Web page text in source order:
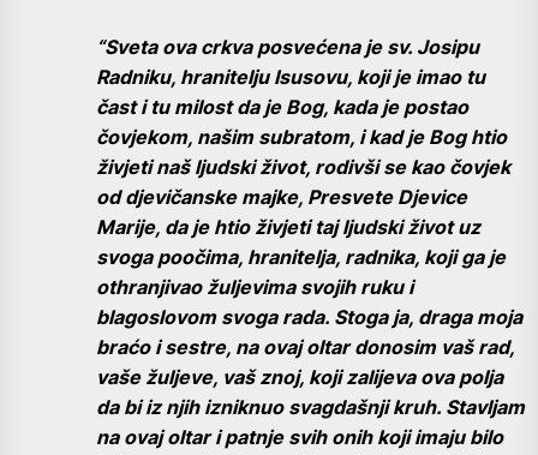
“Sveta ova crkva posvećena je sv. Josipu
Radniku, hranitelju Isusovu, koji je imao tu
čast i tu milost da je Bog, kada je postao
čovjekom, našim subratom, i kad je Bog htio
živjeti naš ljudski život, rodivši se kao čovjek
od djevičanske majke, Presvete Djevice
Marije, da je htio živjeti taj ljudski život uz
svoga poočima, hranitelja, radnika, koji ga je
othranjivao žuljevima svojih ruku i
blagoslovom svoga rada. Stoga ja, draga moja
braćo i sestre, na ovaj oltar donosim vaš rad,
vaše žuljeve, vaš znoj, koji zalijeva ova polja
da bi iz njih izniknuo svagdašnji kruh. Stavljam
na ovaj oltar i patnje svih onih koji imaju bilo